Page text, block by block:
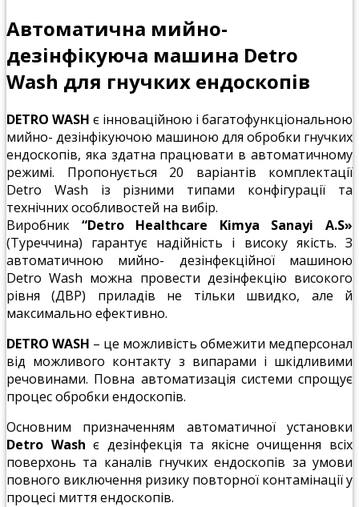
Автоматична мийно-
дезінфікуюча машина Detro
Wash для гнучких ендоскопів
DETRO WASH є інноваційною і багатофункціональною
мийно- дезінфікуючою машиною для обробки гнучких
ендоскопів, яка здатна працювати в автоматичному
режимі. Пропонується 20 варіантів комплектації
Detro Wash із різними типами конфігурації та
технічних особливостей на вибір.
Виробник “Detro Healthcare Kimya Sanayi A.S»
(Туреччина) гарантує надійність і високу якість. З
автоматичною мийно- дезінфекційної машиною
Detro Wash можна провести дезінфекцію високого
рівня (ДВР) приладів не тільки швидко, але й
максимально ефективно.
DETRO WASH – це можливість обмежити медперсонал
від можливого контакту з випарами і шкідливими
речовинами. Повна автоматизація системи спрощує
процес обробки ендоскопів.
Основним призначенням автоматичної установки
Detro Wash є дезінфекція та якісне очищення всіх
поверхонь та каналів гнучких ендоскопів за умови
повного виключення ризику повторної контамінації у
процесі миття ендоскопів.